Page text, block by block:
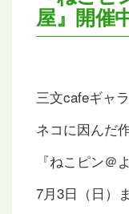
屋』開催
三文cafeギャ
ネコに因んだ
『ねこピン＠
7月3日（日）